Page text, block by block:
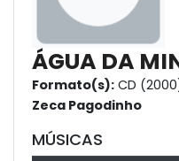
ÁGUA DA
Formato(s): CD
Zeca Pagodinho
MÚSICAS